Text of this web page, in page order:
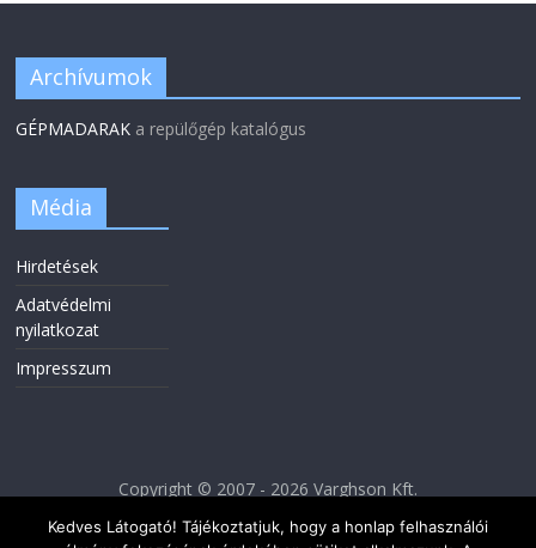
Archívumok
GÉPMADARAK a repülőgép katalógus
Média
Hirdetések
Adatvédelmi
nyilatkozat
Impresszum
Copyright © 2007 - 2026 Varghson Kft.
Kedves Látogató! Tájékoztatjuk, hogy a honlap felhasználói